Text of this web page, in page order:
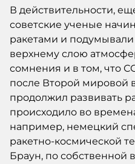
В действительности,
советские ученые
ракетами и подумывали
верхнему слою
сомнения и в том, что
после Второй мировой
продолжил развивать
происходило во
например, немецкий
ракетно-космической
Браун, по собственной